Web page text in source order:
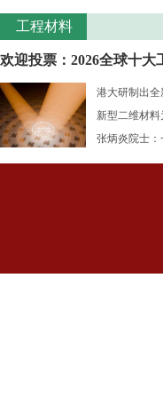
工程材料
欢迎投票：2026全球十大
港大研制出
新型二维材
张炳炎院士